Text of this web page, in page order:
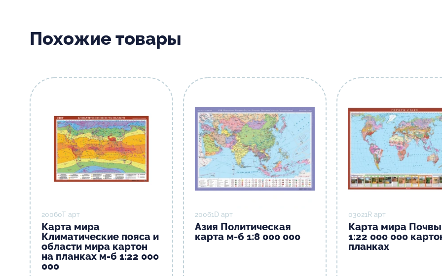
Похожие товары
20060T арт
Карта мира
Климатические пояса и
области мира картон
на планках м-б 1:22 000
000
20061D арт
Азия Политическая
карта м-б 1:8 000 000
03021R арт
Карта мира
1:22 000 000
планках